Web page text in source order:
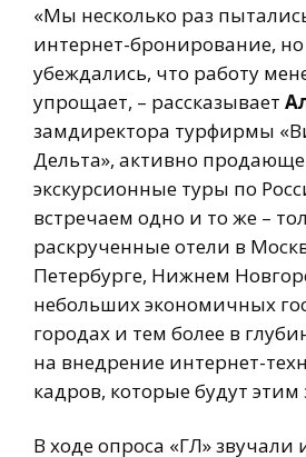
«Мы несколько раз
интернет-бронирование, но
убеждались, что работу
упрощает, – рассказывает
замдиректора турфирмы
Дельта», активно
экскурсионные туры по
встречаем одно и то же –
раскрученные отели в
Петербурге, Нижнем
небольших экономичных
городах и тем более в
на внедрение интернет-
кадров, которые будут этим
В ходе опроса «ГЛ» звучали